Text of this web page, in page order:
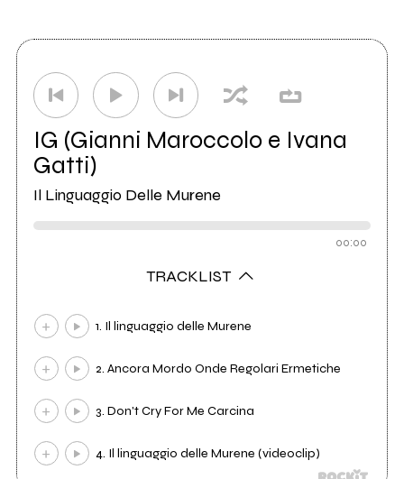
IG (Gianni Maroccolo e Ivana
Gatti)
Il Linguaggio Delle Murene
00:00
TRACKLIST
1. Il linguaggio delle Murene
2. Ancora Mordo Onde Regolari Ermetiche
3. Don't Cry For Me Carcina
4. Il linguaggio delle Murene (videoclip)